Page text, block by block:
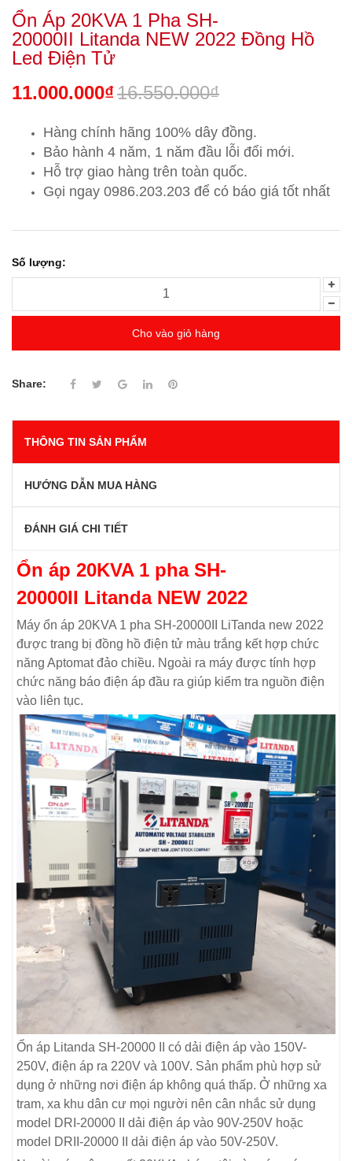
Ổn Áp 20KVA 1 Pha SH-
20000II Litanda NEW 2022 Đồng Hồ
Led Điện Tử
11.000.000₫16.550.000₫
Hàng chính hãng 100% dây đồng.
Bảo hành 4 năm, 1 năm đầu lỗi đổi mới.
Hỗ trợ giao hàng trên toàn quốc.
Gọi ngay 0986.203.203 để có báo giá tốt nhất
Số lượng:
Cho vào giỏ hàng
Share:
THÔNG TIN SẢN PHẨM
HƯỚNG DẪN MUA HÀNG
ĐÁNH GIÁ CHI TIẾT
Ổn áp 20KVA 1 pha SH-
20000II Litanda NEW 2022
Máy ổn áp 20KVA 1 pha SH-20000II LiTanda new 2022
được trang bị đồng hồ điện tử màu trắng kết hợp chức
năng Aptomat đảo chiều. Ngoài ra máy được tính hợp
chức năng báo điện áp đầu ra giúp kiểm tra nguồn điện
vào liên tục.
Ổn áp Litanda SH-20000 II có dải điện áp vào 150V-
250V, điện áp ra 220V và 100V. Sản phẩm phù hợp sử
dụng ở những nơi điện áp không quá thấp. Ở những xa
tram, xa khu dân cư mọi người nên cân nhắc sử dụng
model DRI-20000 II dải điện áp vào 90V-250V hoặc
model DRII-20000 II dải điện áp vào 50V-250V.